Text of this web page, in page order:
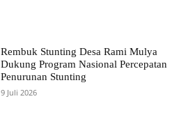
Rembuk Stunting Desa Rami Mulya
Dukung Program Nasional Percepatan
Penurunan Stunting
9 Juli 2026